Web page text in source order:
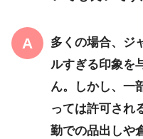
多くの場合、 ジ
ルすぎる印象を
ん。しかし、一
っては許可され
勤での品出しや